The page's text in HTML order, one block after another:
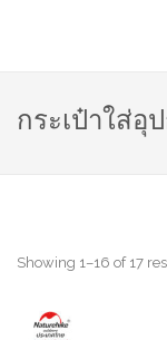
กระเป๋าใส่อุ
Showing 1–16 of 17